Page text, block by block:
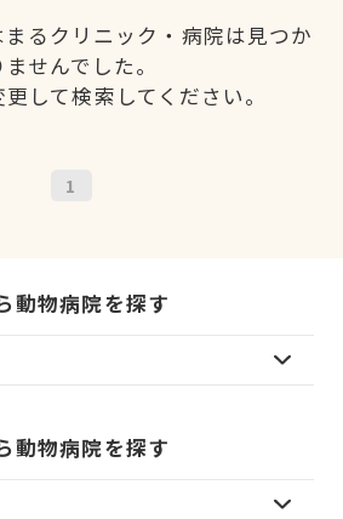
るクリニック・病院は見つか
ませんでした。
して検索してください。
1
動物病院を探す
動物病院を探す